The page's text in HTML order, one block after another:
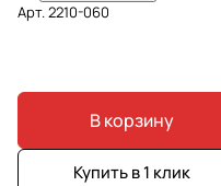
Арт.2210-060
В корзину
Купить в 1 клик